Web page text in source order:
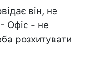
він, не
Офіс - не
розхитувати